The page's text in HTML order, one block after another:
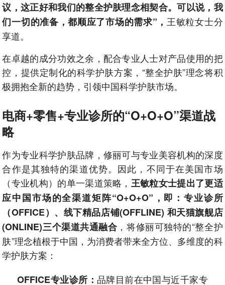
议，这正好和我们的整全护肤理念相契合。可以说，我
们一切的准备，都顺应了市场的需求”，王敏粒女士分
享道。
在卓越的成分功效之余，配合专业人士对产品使用的把
控，提供定制化的科学护肤方案，“整全护肤”理念将积
极拥抱全新的趋势，引领中国科学护肤市场。
电商+零售+专业诊所的“O+O+O”渠道战
略
作为专业科学护肤品牌，修丽可与专业美容机构的深度
合作是其独特的渠道优势。因此，不同于在美国市场
（专业机构）的单一渠道策略， 王敏粒女士提出了更适
应中国市场的全渠道矩阵“O+O+O”，即：专业诊所
（OFFICE）、线下精品店铺(OFFLINE) 和天猫旗舰店
(ONLINE)三个渠道共通融合 ，将修丽可独特的“整全护
肤”理念植根于中国，为消费者带来全方位、多维度的科
学护肤方案：
OFFICE专业诊所： 品牌目前在中国与近千家专